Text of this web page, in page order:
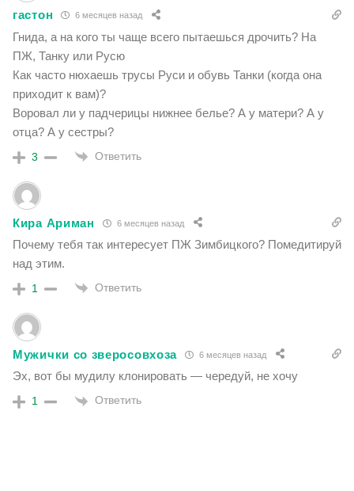
гастон 6 месяцев назад
Гнида, а на кого ты чаще всего пытаешься дрочить? На
ПЖ, Танку или Русю
Как часто нюхаешь трусы Руси и обувь Танки (когда она
приходит к вам)?
Воровал ли у падчерицы нижнее белье? А у матери? А у
отца? А у сестры?
3 Ответить
Кира Ариман 6 месяцев назад
Почему тебя так интересует ПЖ Зимбицкого? Помедитируй
над этим.
1 Ответить
Мужички со зверосовхоза 6 месяцев назад
Эх, вот бы мудилу клонировать — чередуй, не хочу
1 Ответить